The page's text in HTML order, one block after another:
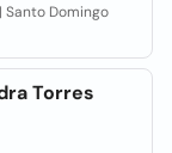
Santo Domingo
Torres